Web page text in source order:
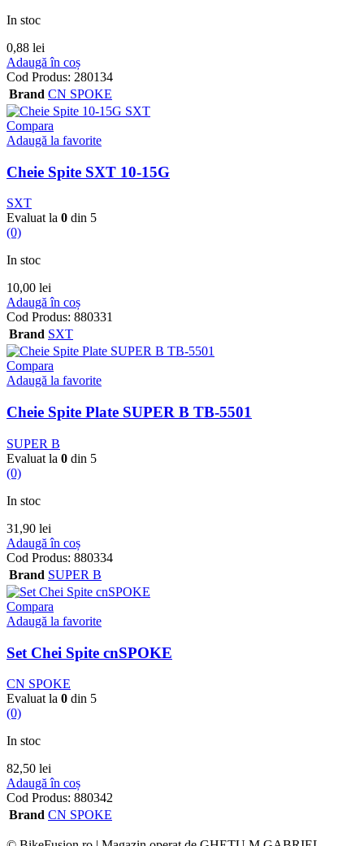
In stoc
0,88 lei
Adaugă în coș
Cod Produs: 280134
Brand CN SPOKE
Compara
Adaugă la favorite
Cheie Spite SXT 10-15G
SXT
Evaluat la 0 din 5
(0)
In stoc
10,00 lei
Adaugă în coș
Cod Produs: 880331
Brand SXT
Compara
Adaugă la favorite
Cheie Spite Plate SUPER B TB-5501
SUPER B
Evaluat la 0 din 5
(0)
In stoc
31,90 lei
Adaugă în coș
Cod Produs: 880334
Brand SUPER B
Compara
Adaugă la favorite
Set Chei Spite cnSPOKE
CN SPOKE
Evaluat la 0 din 5
(0)
In stoc
82,50 lei
Adaugă în coș
Cod Produs: 880342
Brand CN SPOKE